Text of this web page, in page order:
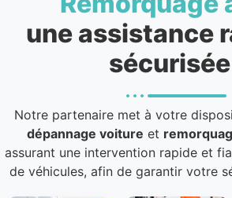
une assistance
Notre partenaire met à votre
dépannage voiture et
assurant une intervention rapide et
de véhicules, afin de garantir votre